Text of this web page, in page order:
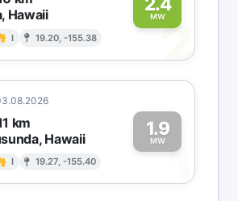
Hawaii
I 19.20, -155.38
MW2
km
Hawaii
I 19.27, -155.40
1.9
MW1